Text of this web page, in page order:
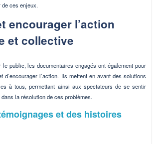
ces enjeux.
encourager l’action
et collective
public, les documentaires engagés ont également pour
d’encourager l’action. Ils mettent en avant des solutions
à tous, permettant ainsi aux spectateurs de se sentir
la résolution de ces problèmes.
et des histoires